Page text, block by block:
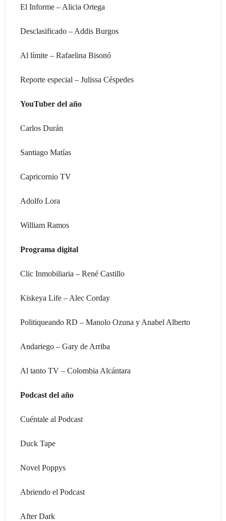
El Informe – Alicia Ortega
Desclasificado – Addis Burgos
Al límite – Rafaelina Bisonó
Reporte especial – Julissa Céspedes
YouTuber del año
Carlos Durán
Santiago Matías
Capricornio TV
Adolfo Lora
William Ramos
Programa digital
Clic Inmobiliaria – René Castillo
Kiskeya Life – Alec Corday
Politiqueando RD – Manolo Ozuna y Anabel Alberto
Andariego – Gary de Arriba
Al tanto TV – Colombia Alcántara
Podcast del año
Cuéntale al Podcast
Duck Tape
Novel Poppys
Abriendo el Podcast
After Dark